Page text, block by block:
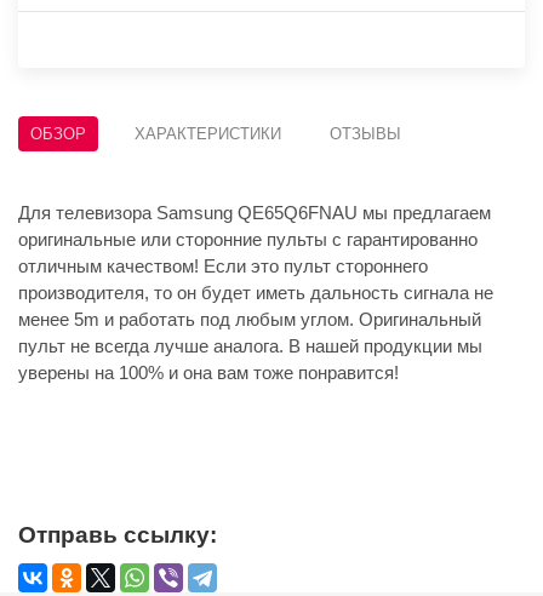
ОБЗОР ХАРАКТЕРИСТИКИ ОТЗЫВЫ
Для телевизора Samsung QE65Q6FNAU мы предлагаем
оригинальные или сторонние пульты с гарантированно
отличным качеством! Если это пульт стороннего
производителя, то он будет иметь дальность сигнала не
менее 5m и работать под любым углом. Оригинальный
пульт не всегда лучше аналога. В нашей продукции мы
уверены на 100% и она вам тоже понравится!
Отправь ссылку: